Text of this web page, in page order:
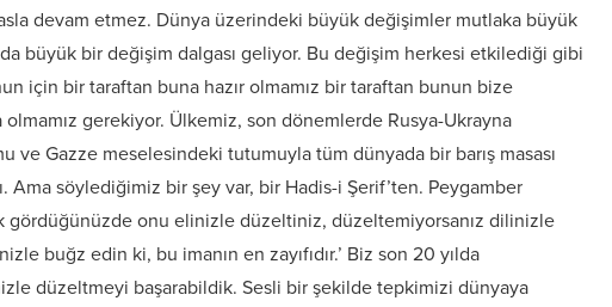
devam etmez. Dünya üzerindeki büyük değişimler mutlaka büyük
büyük bir değişim dalgası geliyor. Bu değişim herkesi etkilediği gibi
için bir taraftan buna hazır olmamız bir taraftan bunun bize
gerekiyor. Ülkemiz, son dönemlerde Rusya-Ukrayna
ve Gazze meselesindeki tutumuyla tüm dünyada bir barış masası
Ama söylediğimiz bir şey var, bir Hadis-i Şerif’ten. Peygamber
gördüğünüzde onu elinizle düzeltiniz, düzeltemiyorsanız dilinizle
buğz edin ki, bu imanın en zayıfıdır.’ Biz son 20 yılda
düzeltmeyi başarabildik. Sesli bir şekilde tepkimizi dünyaya